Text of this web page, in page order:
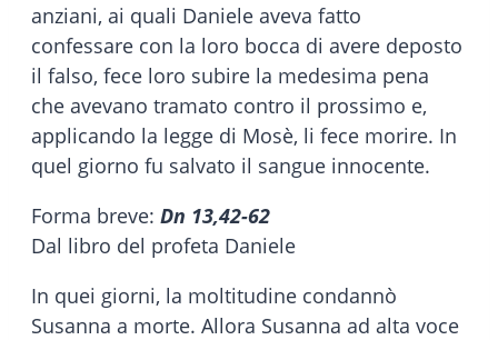
anziani, ai quali Daniele aveva fatto
confessare con la loro bocca di avere deposto
il falso, fece loro subire la medesima pena
che avevano tramato contro il prossimo e,
applicando la legge di Mosè, li fece morire. In
quel giorno fu salvato il sangue innocente.
Forma breve: Dn 13,42-62
Dal libro del profeta Daniele
In quei giorni, la moltitudine condannò
Susanna a morte. Allora Susanna ad alta voce